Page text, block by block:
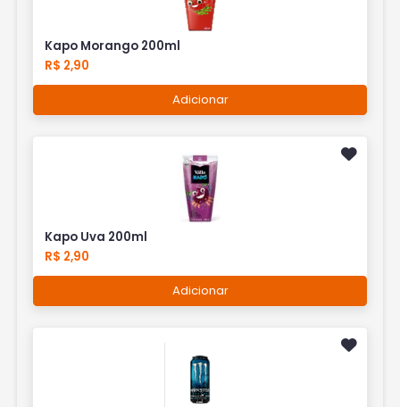
Kapo Morango 200ml
R$ 2,90
Adicionar
Kapo Uva 200ml
R$ 2,90
Adicionar